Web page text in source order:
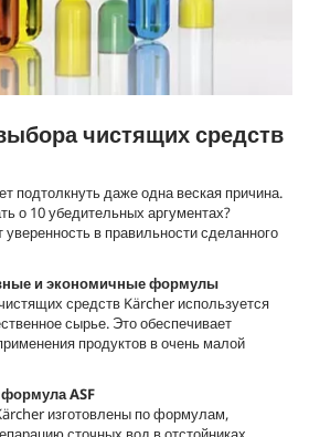
чистящих средств
подтолкнуть даже одна веская причина.
о 10 убедительных аргументах?
в правильности сделанного
и экономичные формулы
средств Kärcher используется
сырье. Это обеспечивает
продуктов в очень малой
ASF
изготовлены по формулам,